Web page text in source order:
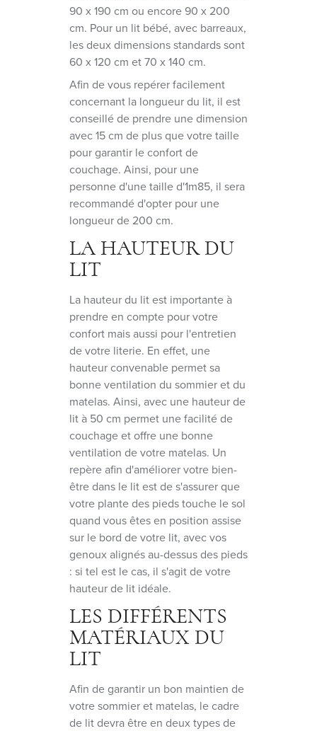
90 x 190 cm ou encore 90 x 200
cm. Pour un lit bébé, avec barreaux,
les deux dimensions standards sont
60 x 120 cm et 70 x 140 cm.
Afin de vous repérer facilement
concernant la longueur du lit, il est
conseillé de prendre une dimension
avec 15 cm de plus que votre taille
pour garantir le confort de
couchage. Ainsi, pour une
personne d'une taille d'1m85, il sera
recommandé d'opter pour une
longueur de 200 cm.
LA HAUTEUR DU
LIT
La hauteur du lit est importante à
prendre en compte pour votre
confort mais aussi pour l'entretien
de votre literie. En effet, une
hauteur convenable permet sa
bonne ventilation du sommier et du
matelas. Ainsi, avec une hauteur de
lit à 50 cm permet une facilité de
couchage et offre une bonne
ventilation de votre matelas. Un
repère afin d'améliorer votre bien-
être dans le lit est de s'assurer que
votre plante des pieds touche le sol
quand vous êtes en position assise
sur le bord de votre lit, avec vos
genoux alignés au-dessus des pieds
: si tel est le cas, il s'agit de votre
hauteur de lit idéale.
LES DIFFÉRENTS
MATÉRIAUX DU
LIT
Afin de garantir un bon maintien de
votre sommier et matelas, le cadre
de lit devra être en deux types de